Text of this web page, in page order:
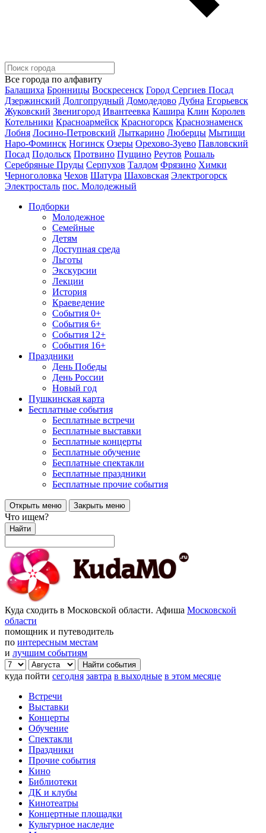
Все города по алфавиту
Балашиха Бронницы Воскресенск Город Сергиев Посад
Дзержинский Долгопрудный Домодедово Дубна Егорьевск
Жуковский Звенигород Ивантеевка Кашира Клин Королев
Котельники Красноармейск Красногорск Краснознаменск
Лобня Лосино-Петровский Лыткарино Люберцы Мытищи
Наро-Фоминск Ногинск Озеры Орехово-Зуево Павловский
Посад Подольск Протвино Пущино Реутов Рошаль
Серебряные Пруды Серпухов Талдом Фрязино Химки
Черноголовка Чехов Шатура Шаховская Электрогорск
Электросталь пос. Молодежный
Подборки
Молодежное
Семейные
Детям
Доступная среда
Льготы
Экскурсии
Лекции
История
Краеведение
События 0+
События 6+
События 12+
События 16+
Праздники
День Победы
День России
Новый год
Пушкинская карта
Бесплатные события
Бесплатные встречи
Бесплатные выставки
Бесплатные концерты
Бесплатные обучение
Бесплатные спектакли
Бесплатные праздники
Бесплатные прочие события
Открыть меню Закрыть меню
Что ищем?
Найти
Куда сходить в Московской области. Афиша Московской
области
помощник и путеводитель
по интересным местам
и лучшим событиям
куда пойти сегодня завтра в выходные в этом месяце
Встречи
Выставки
Концерты
Обучение
Спектакли
Праздники
Прочие события
Кино
Библиотеки
ДК и клубы
Кинотеатры
Концертные площадки
Культурное наследие